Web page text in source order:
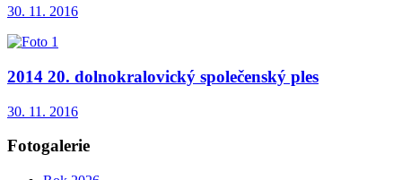
30. 11. 2016
2014 20. dolnokralovický společenský ples
30. 11. 2016
Fotogalerie